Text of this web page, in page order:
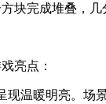
块完成堆叠，几
亮点：
现温暖明亮。场